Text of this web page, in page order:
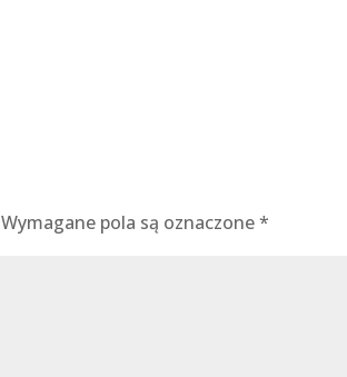
Wymagane pola są oznaczone*